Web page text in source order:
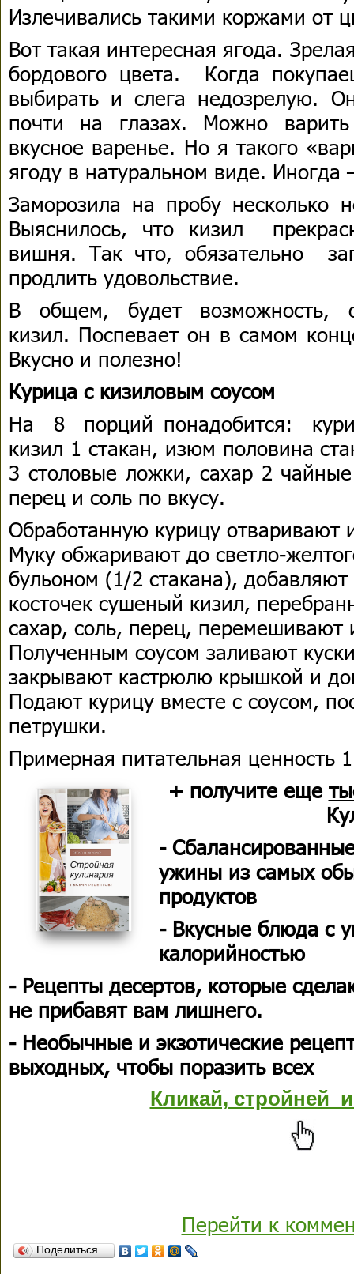
Излечивались такими коржами от
Вот такая интересная ягода.
бордового цвета. Когда
выбирать и слега недозрелую.
почти на глазах. Можно
вкусное варенье. Но я такого
ягоду в натуральном виде.
Заморозила на пробу несколько
Выяснилось, что кизил
вишня. Так что, обязательно
продлить удовольствие.
В общем, будет возможность,
кизил. Поспевает он в самом
Вкусно и полезно!
Курица с кизиловым соусом
На 8 порций понадобится:
кизил 1 стакан, изюм половина
3 столовые ложки, сахар 2
перец и соль по вкусу.
Обработанную курицу отваривают
Муку обжаривают до светло-
бульоном (1/2 стакана),
косточек сушеный кизил,
сахар, соль, перец, перемешивают
Полученным соусом заливают
закрывают кастрюлю крышкой и
Подают курицу вместе с соусом,
петрушки.
Примерная питательная ценность
+ получите еще
-
ужины из самых
продуктов
- Вкусные блюда с
калорийностью
- Рецепты десертов, которые
не прибавят вам лишнего.
- Необычные и экзотические
выходных, чтобы поразить всех
Кликай, стройней
Перейти к
Поделиться…